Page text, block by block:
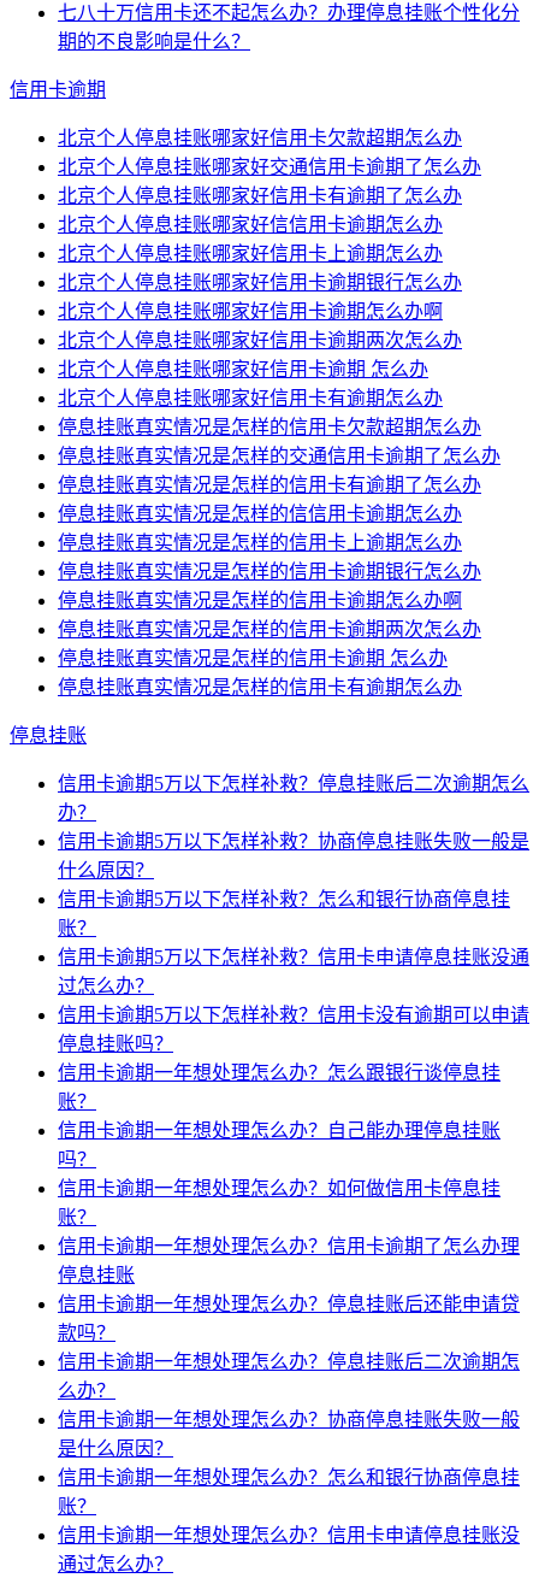
七八十万信用卡还不起怎么办？办理停息挂账个性化分
期的不良影响是什么？
信用卡逾期
北京个人停息挂账哪家好信用卡欠款超期怎么办
北京个人停息挂账哪家好交通信用卡逾期了怎么办
北京个人停息挂账哪家好信用卡有逾期了怎么办
北京个人停息挂账哪家好信信用卡逾期怎么办
北京个人停息挂账哪家好信用卡上逾期怎么办
北京个人停息挂账哪家好信用卡逾期银行怎么办
北京个人停息挂账哪家好信用卡逾期怎么办啊
北京个人停息挂账哪家好信用卡逾期两次怎么办
北京个人停息挂账哪家好信用卡逾期 怎么办
北京个人停息挂账哪家好信用卡有逾期怎么办
停息挂账真实情况是怎样的信用卡欠款超期怎么办
停息挂账真实情况是怎样的交通信用卡逾期了怎么办
停息挂账真实情况是怎样的信用卡有逾期了怎么办
停息挂账真实情况是怎样的信信用卡逾期怎么办
停息挂账真实情况是怎样的信用卡上逾期怎么办
停息挂账真实情况是怎样的信用卡逾期银行怎么办
停息挂账真实情况是怎样的信用卡逾期怎么办啊
停息挂账真实情况是怎样的信用卡逾期两次怎么办
停息挂账真实情况是怎样的信用卡逾期 怎么办
停息挂账真实情况是怎样的信用卡有逾期怎么办
停息挂账
信用卡逾期5万以下怎样补救？停息挂账后二次逾期怎么
办？
信用卡逾期5万以下怎样补救？协商停息挂账失败一般是
什么原因？
信用卡逾期5万以下怎样补救？怎么和银行协商停息挂
账？
信用卡逾期5万以下怎样补救？信用卡申请停息挂账没通
过怎么办？
信用卡逾期5万以下怎样补救？信用卡没有逾期可以申请
停息挂账吗？
信用卡逾期一年想处理怎么办？怎么跟银行谈停息挂
账？
信用卡逾期一年想处理怎么办？自己能办理停息挂账
吗？
信用卡逾期一年想处理怎么办？如何做信用卡停息挂
账？
信用卡逾期一年想处理怎么办？信用卡逾期了怎么办理
停息挂账
信用卡逾期一年想处理怎么办？停息挂账后还能申请贷
款吗？
信用卡逾期一年想处理怎么办？停息挂账后二次逾期怎
么办？
信用卡逾期一年想处理怎么办？协商停息挂账失败一般
是什么原因？
信用卡逾期一年想处理怎么办？怎么和银行协商停息挂
账？
信用卡逾期一年想处理怎么办？信用卡申请停息挂账没
通过怎么办？